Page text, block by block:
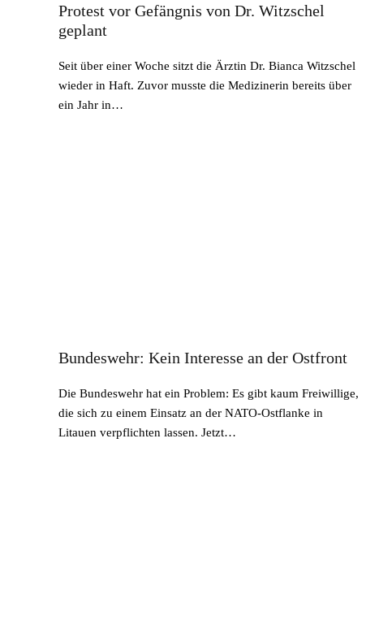
Protest vor Gefängnis von Dr. Witzschel
geplant
Seit über einer Woche sitzt die Ärztin Dr. Bianca Witzschel
wieder in Haft. Zuvor musste die Medizinerin bereits über
ein Jahr in…
Bundeswehr: Kein Interesse an der Ostfront
Die Bundeswehr hat ein Problem: Es gibt kaum Freiwillige,
die sich zu einem Einsatz an der NATO-Ostflanke in
Litauen verpflichten lassen. Jetzt…